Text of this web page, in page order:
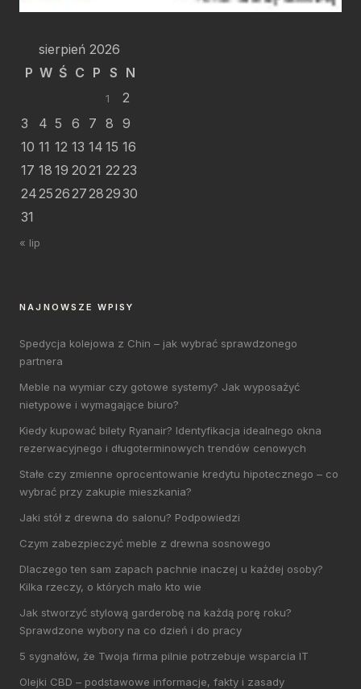
sierpień 2026
P W Ś C P S N
1
2
3
4 5 6 7 8 9
10 11 12 13 14 15 16
17 18 19 20 21 22 23
24 25 26 27 28 2930
31
« lip
NAJNOWSZE WPISY
Spedycja kolejowa z Chin – jak wybrać sprawdzonego
partnera
Meble na wymiar czy gotowe systemy? Jak wyposażyć
nietypowe i wymagające biuro?
Kiedy kupować bilety Ryanair? Identyfikacja idealnego okna
rezerwacyjnego i długoterminowych trendów cenowych
Stałe czy zmienne oprocentowanie kredytu hipotecznego – co
wybrać przy zakupie mieszkania?
Jaki stół z drewna do salonu? Podpowiedzi
Czym zabezpieczyć meble z drewna sosnowego
Dlaczego ten sam zapach pachnie inaczej u każdej osoby?
Kilka rzeczy, o których mało kto wie
Jak stworzyć stylową garderobę na każdą porę roku?
Sprawdzone wybory na co dzień i do pracy
5 sygnałów, że Twoja firma pilnie potrzebuje wsparcia IT
Olejki CBD – podstawowe informacje, fakty i zasady